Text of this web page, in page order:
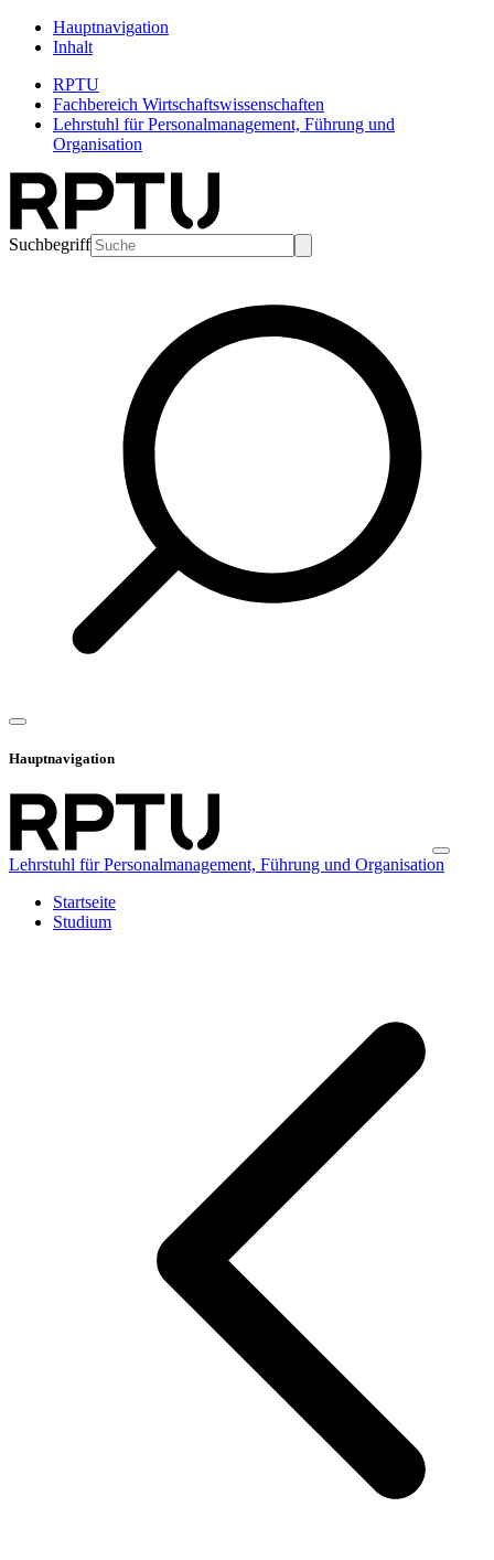
Hauptnavigation
Inhalt
RPTU
Fachbereich Wirtschaftswissenschaften
Lehrstuhl für Personalmanagement, Führung und
Organisation
Suchbegriff
Hauptnavigation
Lehrstuhl für Personalmanagement, Führung und Organisation
Startseite
Studium